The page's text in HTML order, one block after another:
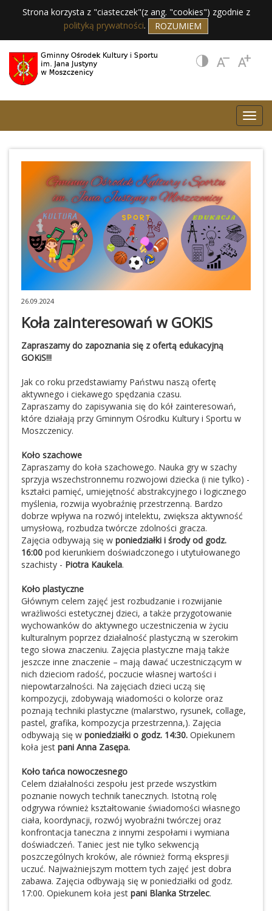
Strona korzysta z "ciasteczek"(z ang. "cookies") zgodnie z
polityką prywatności. ROZUMIEM
26.09.2024
Koła zainteresowań w GOKiS
Zapraszamy do zapoznania się z ofertą edukacyjną
GOKiS!!!
Jak co roku przedstawiamy Państwu naszą ofertę
aktywnego i ciekawego spędzania czasu.
Zapraszamy do zapisywania się do kół zainteresowań,
które działają przy Gminnym Ośrodku Kultury i Sportu w
Moszczenicy.
Koło szachowe
Zapraszamy do koła szachowego. Nauka gry w szachy
sprzyja wszechstronnemu rozwojowi dziecka (i nie tylko) -
kształci pamięć, umiejętność abstrakcyjnego i logicznego
myślenia, rozwija wyobraźnię przestrzenną. Bardzo
dobrze wpływa na rozwój intelektu, zwiększa aktywność
umysłową, rozbudza twórcze zdolności gracza.
Zajęcia odbywają się w poniedziałki i środy od godz.
16:00 pod kierunkiem doświadczonego i utytułowanego
szachisty - Piotra Kaukela.
Koło plastyczne
Głównym celem zajęć jest rozbudzanie i rozwijanie
wrażliwości estetycznej dzieci, a także przygotowanie
wychowanków do aktywnego uczestniczenia w życiu
kulturalnym poprzez działalność plastyczną w szerokim
tego słowa znaczeniu. Zajęcia plastyczne mają także
jeszcze inne znaczenie – mają dawać uczestniczącym w
nich dzieciom radość, poczucie własnej wartości i
niepowtarzalności. Na zajęciach dzieci uczą się
kompozycji, zdobywają wiadomości o kolorze oraz
poznają techniki plastyczne (malarstwo, rysunek, collage,
pastel, grafika, kompozycja przestrzenna,). Zajęcia
odbywają się w poniedziałki o godz. 14:30. Opiekunem
koła jest pani Anna Zasępa.
Koło tańca nowoczesnego
Celem działalności zespołu jest przede wszystkim
poznanie nowych technik tanecznych. Istotną rolę
odgrywa również kształtowanie świadomości własnego
ciała, koordynacji, rozwój wyobraźni twórczej oraz
konfrontacja taneczna z innymi zespołami i wymiana
doświadczeń. Taniec jest nie tylko sekwencją
poszczególnych kroków, ale również formą ekspresji
uczuć. Najważniejszym mottem tych zajęć jest dobra
zabawa. Zajęcia odbywają się w poniedziałki od godz.
17:00. Opiekunem koła jest pani Blanka Strzelec.